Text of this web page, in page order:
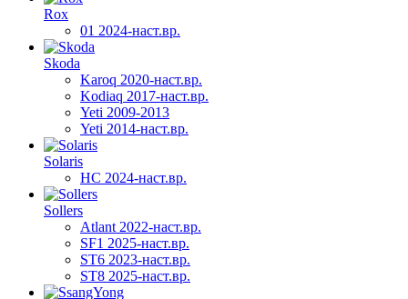
Rox
01 2024-наст.вр.
Skoda
Karoq 2020-наст.вр.
Kodiaq 2017-наст.вр.
Yeti 2009-2013
Yeti 2014-наст.вр.
Solaris
HC 2024-наст.вр.
Sollers
Atlant 2022-наст.вр.
SF1 2025-наст.вр.
ST6 2023-наст.вр.
ST8 2025-наст.вр.